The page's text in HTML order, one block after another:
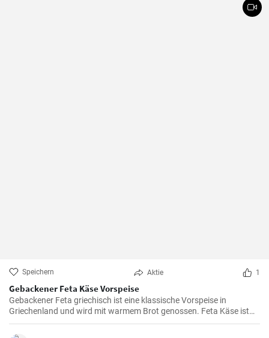
Speichern Aktie 1
Gebackener Feta Käse Vorspeise
Gebackener Feta griechisch ist eine klassische Vorspeise in
Griechenland und wird mit warmem Brot genossen. Feta Käse ist
aus Schafsmilch und schmeckt pikant aber nicht zu salzig .
Gebackener Feta im Ofen ist besonders köstlich. Probieren sie es